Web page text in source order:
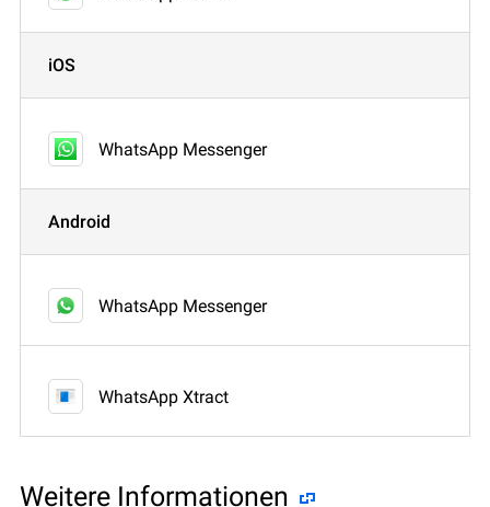
iOS
WhatsApp Messenger
Android
WhatsApp Messenger
WhatsApp Xtract
Weitere Informationen